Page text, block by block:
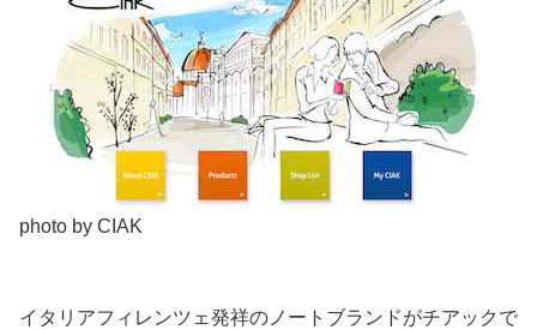
photo by CIAK
イタリアフィレンツェ発祥のノートブランドがチアックで